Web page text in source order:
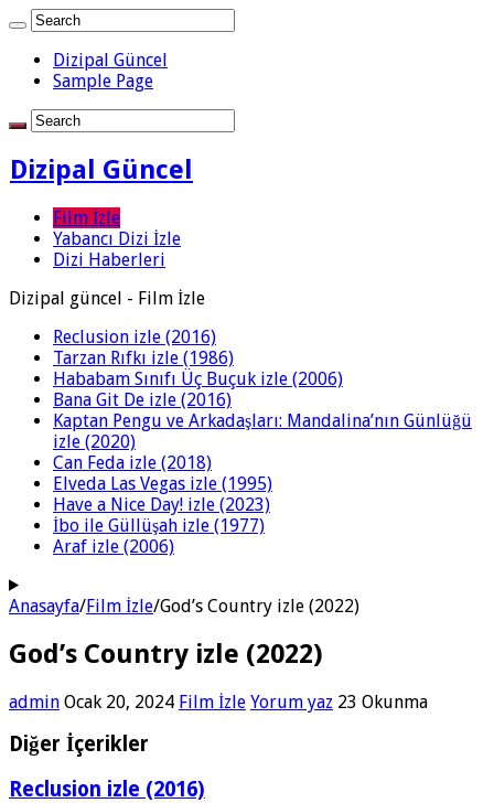
Dizipal Güncel
Sample Page
Dizipal Güncel
Film İzle
Yabancı Dizi İzle
Dizi Haberleri
Dizipal güncel - Film İzle
Reclusion izle (2016)
Tarzan Rıfkı izle (1986)
Hababam Sınıfı Üç Buçuk izle (2006)
Bana Git De izle (2016)
Kaptan Pengu ve Arkadaşları: Mandalina’nın Günlüğü
izle (2020)
Can Feda izle (2018)
Elveda Las Vegas izle (1995)
Have a Nice Day! izle (2023)
İbo ile Güllüşah izle (1977)
Araf izle (2006)
Anasayfa/Film İzle/God’s Country izle (2022)
God’s Country izle (2022)
admin Ocak 20, 2024 Film İzle Yorum yaz 23 Okunma
Diğer İçerikler
Reclusion izle (2016)